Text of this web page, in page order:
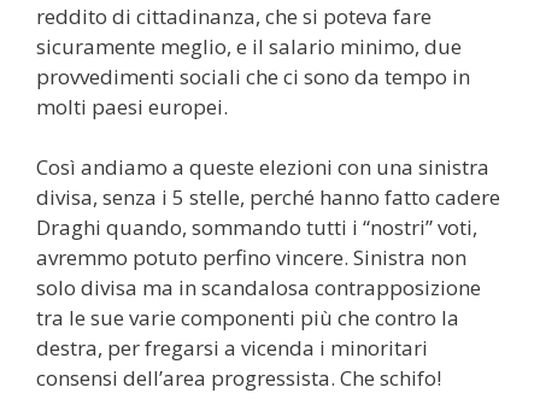
reddito di cittadinanza, che si poteva fare
sicuramente meglio, e il salario minimo, due
provvedimenti sociali che ci sono da tempo in
molti paesi europei.
Così andiamo a queste elezioni con una sinistra
divisa, senza i 5 stelle, perché hanno fatto cadere
Draghi quando, sommando tutti i “nostri” voti,
avremmo potuto perfino vincere. Sinistra non
solo divisa ma in scandalosa contrapposizione
tra le sue varie componenti più che contro la
destra, per fregarsi a vicenda i minoritari
consensi dell’area progressista. Che schifo!